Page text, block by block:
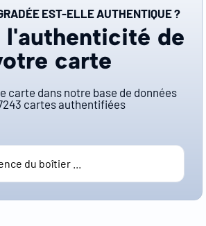
EST-ELLE AUTHENTIQUE ?
l'authenticité de
carte
carte dans notre base de données
cartes authentifiées